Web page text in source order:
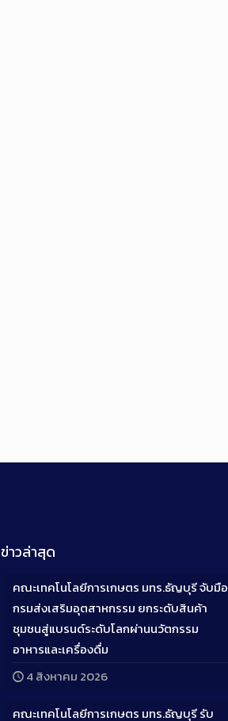
ข่าวล่าสุด
คณะเทคโนโลยีการเกษตร มทร.ธัญบุรี จับมือ
กรมส่งเสริมอุตสาหกรรม ยกระดับสินค้า
ชุมชนสู่แบรนด์ระดับโลกผ่านนวัตกรรม
อาหารและเครื่องดื่ม
4 สิงหาคม 2026
คณะเทคโนโลยีการเกษตร มทร.ธัญบุรี รับ